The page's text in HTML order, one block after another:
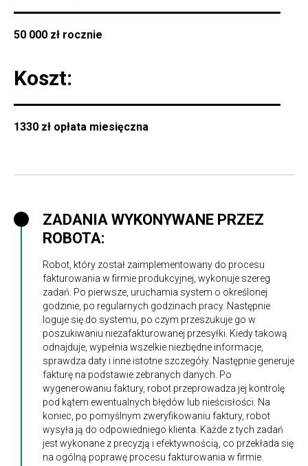
50 000 zł rocznie
Koszt:
1330 zł opłata miesięczna
ZADANIA WYKONYWANE PRZEZ
ROBOTA:
Robot, który został zaimplementowany do procesu
fakturowania w firmie produkcyjnej, wykonuje szereg
zadań. Po pierwsze, uruchamia system o określonej
godzinie, po regularnych godzinach pracy. Następnie
loguje się do systemu, po czym przeszukuje go w
poszukiwaniu niezafakturowanej przesyłki. Kiedy takową
odnajduje, wypełnia wszelkie niezbędne informacje,
sprawdza daty i inne istotne szczegóły. Następnie generuje
fakturę na podstawie zebranych danych. Po
wygenerowaniu faktury, robot przeprowadza jej kontrolę
pod kątem ewentualnych błędów lub nieścisłości. Na
koniec, po pomyślnym zweryfikowaniu faktury, robot
wysyła ją do odpowiedniego klienta. Każde z tych zadań
jest wykonane z precyzją i efektywnością, co przekłada się
na ogólną poprawę procesu fakturowania w firmie.